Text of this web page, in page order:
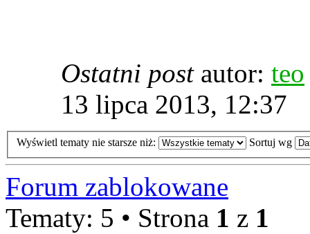
Ostatni post autor: teo
13 lipca 2013, 12:37
Wyświetl tematy nie starsze niż: Sortuj wg
Forum zablokowane
Tematy: 5 • Strona 1 z 1